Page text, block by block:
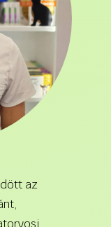
az